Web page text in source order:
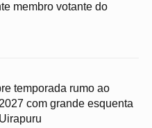
membro votante do
temporada rumo ao
com grande esquenta